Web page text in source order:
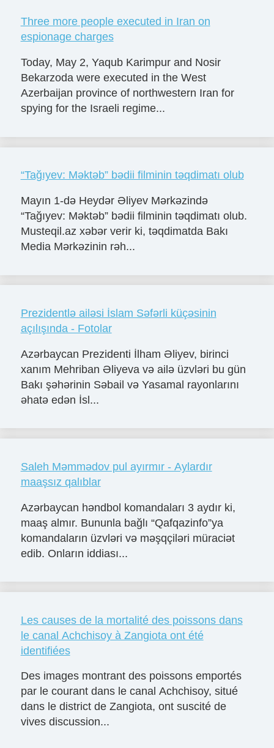
Three more people executed in Iran on
espionage charges
Today, May 2, Yaqub Karimpur and Nosir
Bekarzoda were executed in the West
Azerbaijan province of northwestern Iran for
spying for the Israeli regime...
“Tağıyev: Məktəb” bədii filminin təqdimatı olub
Mayın 1-də Heydər Əliyev Mərkəzində
“Tağıyev: Məktəb” bədii filminin təqdimatı olub.
Musteqil.az xəbər verir ki, təqdimatda Bakı
Media Mərkəzinin rəh...
Prezidentlə ailəsi İslam Səfərli küçəsinin
açılışında - Fotolar
Azərbaycan Prezidenti İlham Əliyev, birinci
xanım Mehriban Əliyeva və ailə üzvləri bu gün
Bakı şəhərinin Səbail və Yasamal rayonlarını
əhatə edən İsl...
Saleh Məmmədov pul ayırmır - Aylardır
maaşsız qalıblar
Azərbaycan həndbol komandaları 3 aydır ki,
maaş almır. Bununla bağlı “Qafqazinfo”ya
komandaların üzvləri və məşqçiləri müraciət
edib. Onların iddiası...
Les causes de la mortalité des poissons dans
le canal Achchisoy à Zangiota ont été
identifiées
Des images montrant des poissons emportés
par le courant dans le canal Achchisoy, situé
dans le district de Zangiota, ont suscité de
vives discussion...